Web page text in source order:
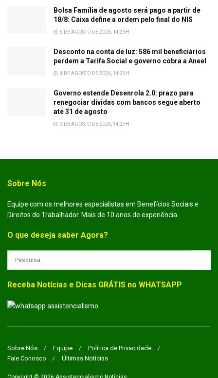
Bolsa Família de agosto será pago a partir de
18/8: Caixa define a ordem pelo final do NIS
5 DE AGOSTO DE 2026, 14:29H
Desconto na conta de luz: 586 mil beneficiários
perdem a Tarifa Social e governo cobra a Aneel
4 DE AGOSTO DE 2026, 14:29H
Governo estende Desenrola 2.0: prazo para
renegociar dívidas com bancos segue aberto
até 31 de agosto
3 DE AGOSTO DE 2026, 14:29H
Sobre Nós
Equipe com os melhores especialistas em Benefícios Sociais e
Direitos do Trabalhador. Mais de 10 anos de experiência.
O que deseja saber Agora?
Receba Notícias e Dicas GRÁTIS no WHATSAPP
Sobre Nós Equipe
Política de Privacidade
Fale Conosco
Últimas Notícias